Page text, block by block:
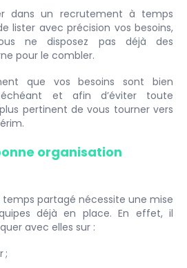
dans un recrutement à temps
lister avec précision vos besoins,
ne disposez pas déjà des
pour le combler.
que vos besoins sont bien
et afin d’éviter toute
pertinent de vous tourner vers
organisation
temps partagé nécessite une mise
déjà en place. En effet, il
avec elles sur :
;